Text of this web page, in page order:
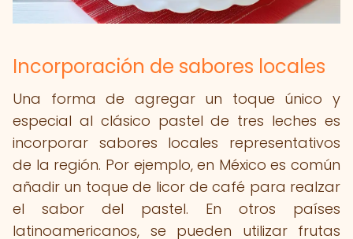
Incorporación de sabores locales
Una forma de agregar un toque único y
especial al clásico pastel de tres leches es
incorporar sabores locales representativos
de la región. Por ejemplo, en México es común
añadir un toque de licor de café para realzar
el sabor del pastel. En otros países
latinoamericanos, se pueden utilizar frutas